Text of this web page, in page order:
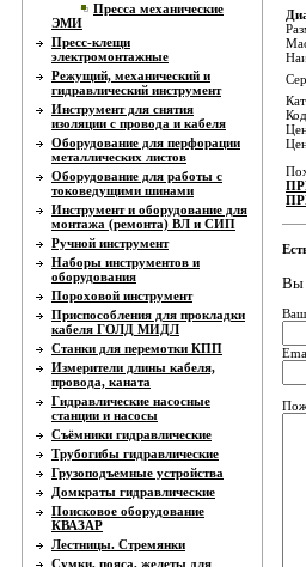
Пресса механические
ЭМИ
Пресс-клещи
электромонтажные
Режущий, механический и
гидравлический инструмент
Инструмент для снятия
изоляции с провода и кабеля
Оборудование для перфорации
металлических листов
Оборудование для работы с
токоведущими шинами
Инструмент и оборудование для
монтажа (ремонта) ВЛ и СИП
Ручной инструмент
Наборы инструментов и
оборудования
Пороховой инструмент
Приспособления для прокладки
кабеля ГОЛД МИДЛ
Станки для перемотки КПП
Измерители длины кабеля,
провода, каната
Гидравлические насосные
станции и насосы
Съёмники гидравлические
Трубогибы гидравлические
Грузоподъемные устройства
Домкраты гидравлические
Поисковое оборудование
КВАЗАР
Лестницы. Стремянки
Сумки, пояса, желеты для
Вы